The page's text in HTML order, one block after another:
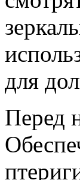
для
Перед